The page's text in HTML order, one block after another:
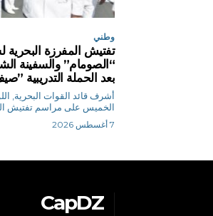
وطني
تفتيش المفرزة البحرية
“الصومام” والسفينة
بعد الحملة التدريبية ”صيف-
أشرف قائد القوات البحرية,
الخميس على مراسم تفتيش
7 أغسطس 2026
CapDZ